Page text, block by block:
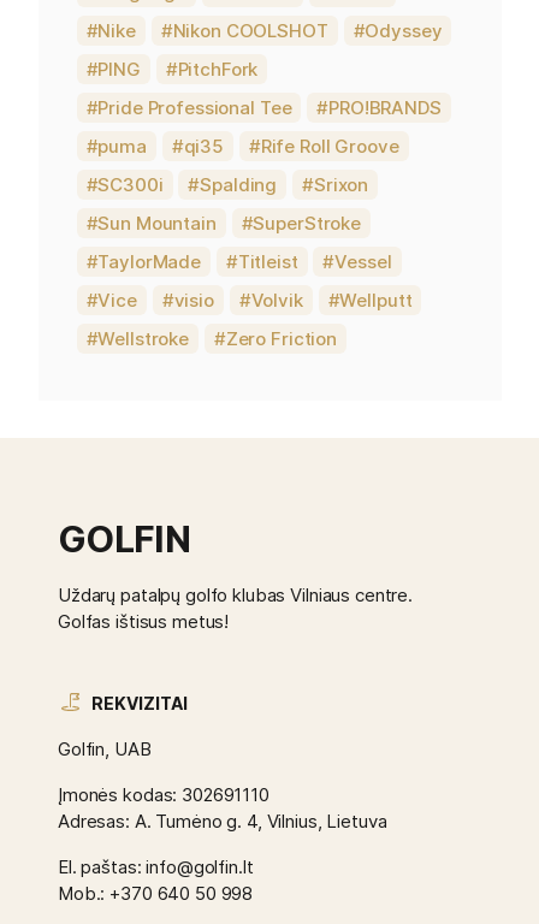
Nike
Nikon COOLSHOT
Odyssey
PING
PitchFork
Pride Professional Tee
PRO!BRANDS
puma
qi35
Rife Roll Groove
SC300i
Spalding
Srixon
Sun Mountain
SuperStroke
TaylorMade
Titleist
Vessel
Vice
visio Volvik
Wellputt
Wellstroke
Zero Friction
GOLFIN
Uždarų patalpų golfo klubas Vilniaus centre.
Golfas ištisus metus!
REKVIZITAI
Golfin, UAB
Įmonės kodas: 302691110
Adresas: A. Tumėno g. 4, Vilnius, Lietuva
El. paštas: info@golfin.lt
Mob.: +370 640 50 998